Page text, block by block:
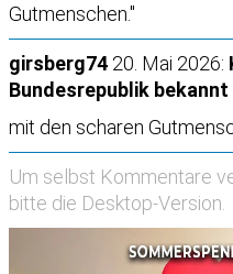
Gutmenschen."
girsberg74 20. Mai 2026:
Bundesrepublik bekannt
mit den scharen
Um selbst Kommentare
bitte die Desktop-Version